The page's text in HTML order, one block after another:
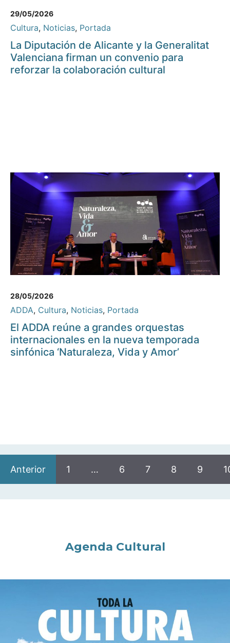
29/05/2026
Cultura, Noticias, Portada
La Diputación de Alicante y la Generalitat
Valenciana firman un convenio para
reforzar la colaboración cultural
28/05/2026
ADDA, Cultura, Noticias, Portada
El ADDA reúne a grandes orquestas
internacionales en la nueva temporada
sinfónica ‘Naturaleza, Vida y Amor’
Anterior 1 … 6 7 8 9
Agenda Cultural